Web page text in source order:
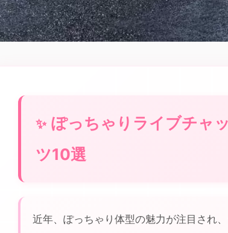
ぽっちゃりライブチャ
ツ10選
近年、ぽっちゃり体型の魅力が注目され